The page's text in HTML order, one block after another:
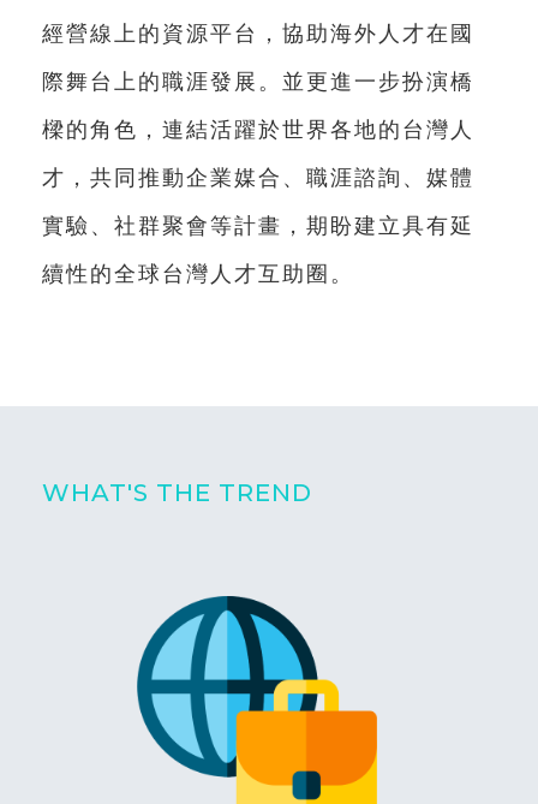
經營線上的資源平台，協助海外人才在國
際舞台上的職涯發展。並更進一步扮演橋
樑的角色，連結活躍於世界各地的台灣人
才，共同推動企業媒合、職涯諮詢、媒體
實驗、社群聚會等計畫，期盼建立具有延
續性的全球台灣人才互助圈。
WHAT'S THE TREND